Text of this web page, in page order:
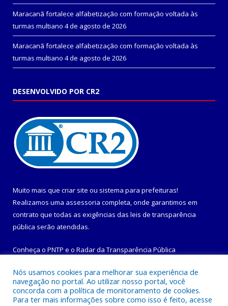
Maracanã fortalece alfabetização com formação voltada às
turmas multiano 4 de agosto de 2026
Maracanã fortalece alfabetização com formação voltada às
turmas multiano 4 de agosto de 2026
DESENVOLVIDO POR CR2
Muito mais que criar site ou sistema para prefeituras!
Realizamos uma assessoria completa, onde garantimos em
contrato que todas as exigências das leis de transparência
pública serão atendidas.
Conheça o PNTP e o Radar da Transparência Pública
Todos os direitos reservados a Prefeitura Municipal de
Nós usamos cookies para melhorar sua experiência de
navegação no portal. Ao utilizar nosso portal, você
concorda com a política de monitoramento de cookies.
Para ter mais informações sobre como isso é feito, acesse